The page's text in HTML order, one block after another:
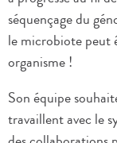
séquençage du
le microbiote peut
organisme !
Son équipe
travaillent avec le